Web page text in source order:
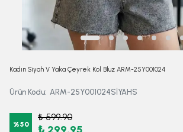
Kadın Siyah V Yaka Çeyrek Kol Bluz ARM-25Y001024
Ürün Kodu: ARM-25Y001024SİYAHS
%50
₺ 599.90